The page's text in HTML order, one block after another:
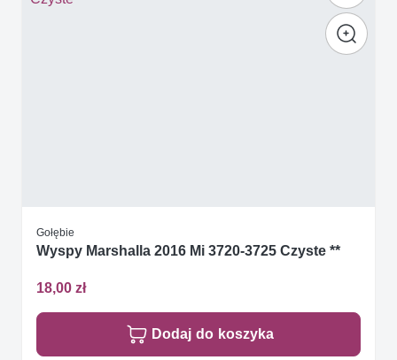
Gołębie
Wyspy Marshalla 2016 Mi 3720-3725 Czyste **
18,00 zł
Dodaj do koszyka